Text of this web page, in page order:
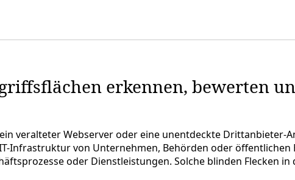
erkennen, bewerten
veralteter Webserver oder eine unentdeckte Drittanbieter-
Infrastruktur von Unternehmen, Behörden oder
oder Dienstleistungen. Solche blinden Flecken